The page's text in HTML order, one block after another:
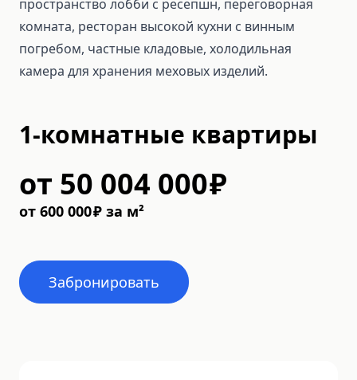
пространство лобби с ресепшн, переговорная
комната, ресторан высокой кухни с винным
погребом, частные кладовые, холодильная
камера для хранения меховых изделий.
1-комнатные квартиры
от 50 004 000₽
от 600 000₽ за м²
Забронировать